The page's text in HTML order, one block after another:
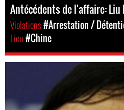
Antécédents de l'affaire: Liu
Violations#Arrestation /
Lieu#Chine